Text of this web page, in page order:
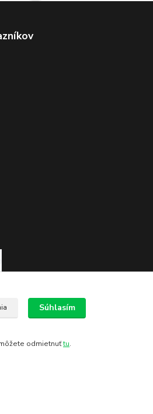
Súhlasím
odmietnuťtu.